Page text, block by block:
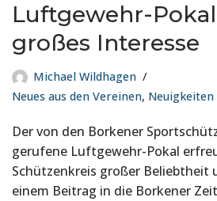
Luftgewehr-
großes Interesse
Michael Wildhagen
Neues aus den Vereinen, Neuigkeiten
Der von den Borkener
gerufene Luftgewehr-Pokal
Schützenkreis großer Beliebtheit
einem Beitrag in die Borkener